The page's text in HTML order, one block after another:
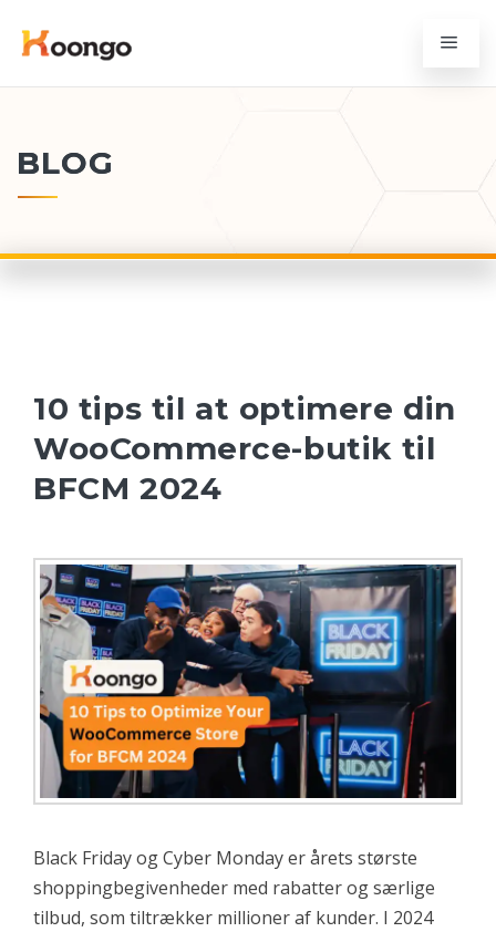
BLOG
10 tips til at optimere din
WooCommerce-butik til
BFCM 2024
Black Friday og Cyber Monday er årets største
shoppingbegivenheder med rabatter og særlige
tilbud, som tiltrækker millioner af kunder. I 2024